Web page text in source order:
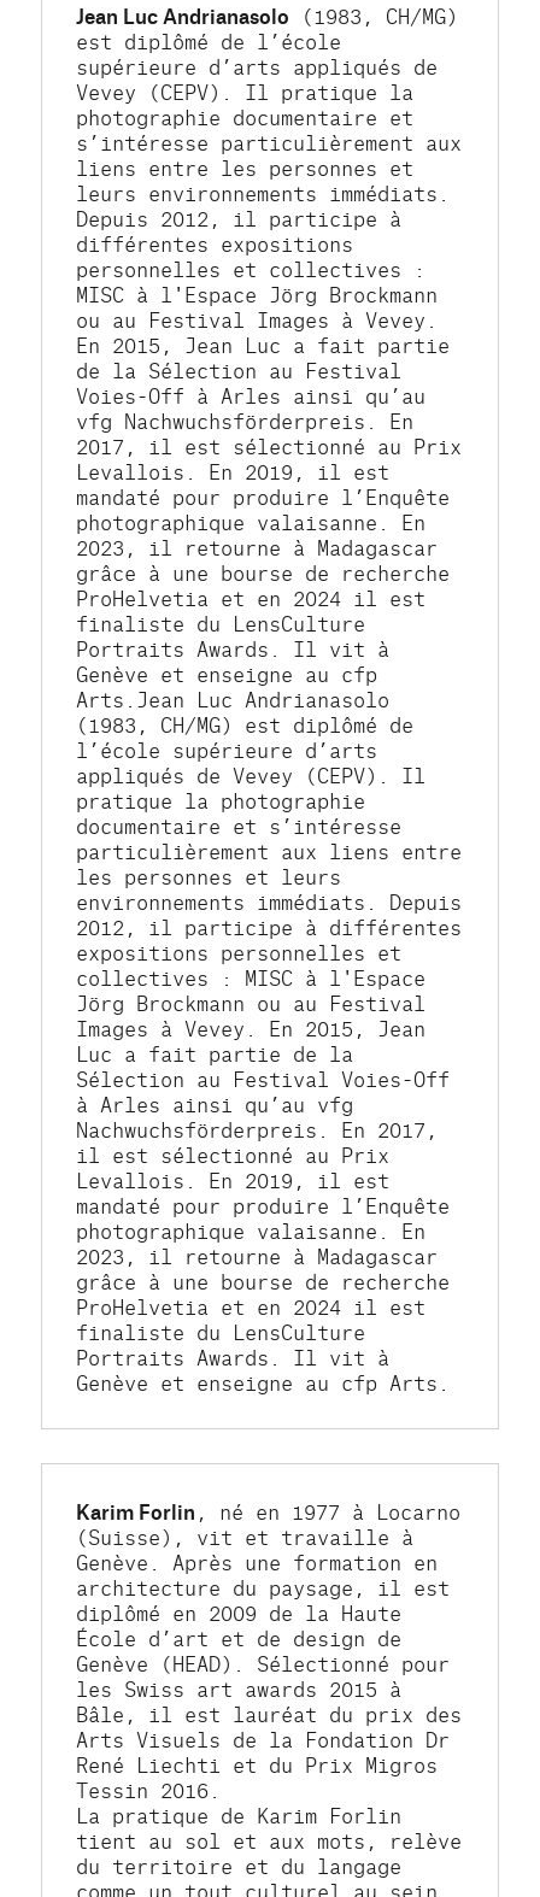
Jean Luc Andrianasolo (1983, CH/MG)
est diplômé de l’école
supérieure d’arts appliqués de
Vevey (CEPV). Il pratique la
photographie documentaire et
s’intéresse particulièrement aux
liens entre les personnes et
leurs environnements immédiats.
Depuis 2012, il participe à
différentes expositions
personnelles et collectives :
MISC à l'Espace Jörg Brockmann
ou au Festival Images à Vevey.
En 2015, Jean Luc a fait partie
de la Sélection au Festival
Voies-Off à Arles ainsi qu’au
vfg Nachwuchsförderpreis. En
2017, il est sélectionné au Prix
Levallois. En 2019, il est
mandaté pour produire l’Enquête
photographique valaisanne. En
2023, il retourne à Madagascar
grâce à une bourse de recherche
ProHelvetia et en 2024 il est
finaliste du LensCulture
Portraits Awards. Il vit à
Genève et enseigne au cfp
Arts.Jean Luc Andrianasolo
(1983, CH/MG) est diplômé de
l’école supérieure d’arts
appliqués de Vevey (CEPV). Il
pratique la photographie
documentaire et s’intéresse
particulièrement aux liens entre
les personnes et leurs
environnements immédiats. Depuis
2012, il participe à différentes
expositions personnelles et
collectives : MISC à l'Espace
Jörg Brockmann ou au Festival
Images à Vevey. En 2015, Jean
Luc a fait partie de la
Sélection au Festival Voies-Off
à Arles ainsi qu’au vfg
Nachwuchsförderpreis. En 2017,
il est sélectionné au Prix
Levallois. En 2019, il est
mandaté pour produire l’Enquête
photographique valaisanne. En
2023, il retourne à Madagascar
grâce à une bourse de recherche
ProHelvetia et en 2024 il est
finaliste du LensCulture
Portraits Awards. Il vit à
Genève et enseigne au cfp Arts.
Karim Forlin , né en 1977 à Locarno
(Suisse), vit et travaille à
Genève. Après une formation en
architecture du paysage, il est
diplômé en 2009 de la Haute
École d’art et de design de
Genève (HEAD). Sélectionné pour
les Swiss art awards 2015 à
Bâle, il est lauréat du prix des
Arts Visuels de la Fondation Dr
René Liechti et du Prix Migros
Tessin 2016.
La pratique de Karim Forlin
tient au sol et aux mots, relève
du territoire et du langage
comme un tout culturel au sein